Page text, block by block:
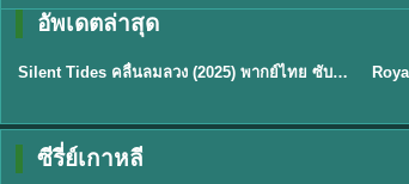
อัพเดตล่าสุด
★9.5
พากย์ไทย
Silent Tides คลื่นลมลวง (2025) พากย์ไทย ซับไทย EP.1-31 ★9
ซีรี่ย์เกาหลี
พากย์ไทย